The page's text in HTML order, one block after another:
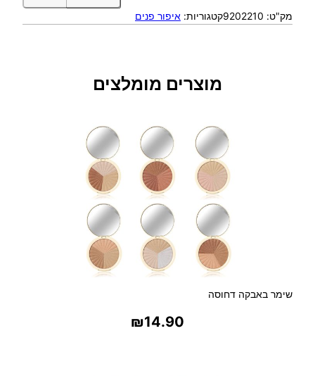
ש
י
מ
נ
ר
י
מק"ט: 9202210קטגוריות: איפור פנים
מוצרים מומלצים
שימר באבקה דחוסה
₪14.90